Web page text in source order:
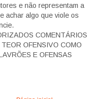
e não representam a
achar algo que viole os
COMENTÁRIOS
OFENSIVO COMO
E OFENSAS